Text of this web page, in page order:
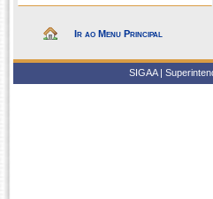
Ir ao Menu Principal
SIGAA |